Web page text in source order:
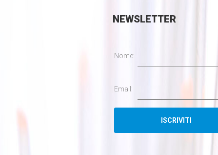
NEWSLETTER
Nome:
Email: